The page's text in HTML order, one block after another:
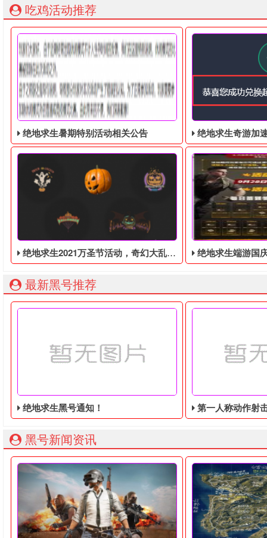
吃鸡活动推荐
绝地求生暑期特别活动相关公告 绝地求生奇游加速器免
绝地求生2021万圣节活动，奇幻大乱斗回归，还有新皮肤和新地图 绝地求生端游国庆节的终极白嫖活
最新黑号推荐
绝地求生黑号通知！ 第一人称动作射击游戏《绝地
黑号新闻资讯